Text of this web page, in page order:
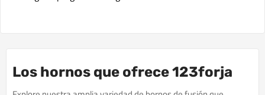
Los hornos que ofrece 123forja